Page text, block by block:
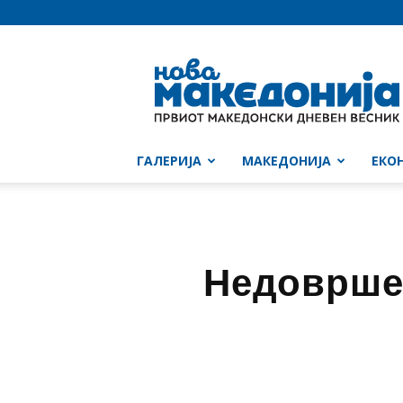
Македонија
ГАЛЕРИЈА МАКЕДОНИЈА